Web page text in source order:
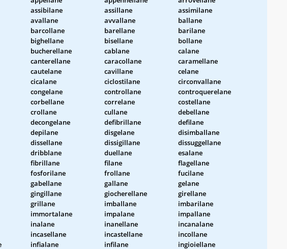
assibilane assillane
assimilane
avallane avvallane
ballane
barcollane barellane
barilane
bighellane bisellane
bollane
bucherellane cablane
calane
canterellane caracollane
caramellane
cautelane cavillane
celane
cicalane ciclostilane
circonvallane
congelane controllane
controquerelane
corbellane correlane
costellane
crollane cullane
debellane
decongelane defibrillane
defilane
depilane disgelane
disimballane
dissellane dissigillane
dissuggellane
dribblane duellane
esalane
fibrillane filane
flagellane
fosforilane frollane
fucilane
gabellane gallane
gelane
gingillane giocherellane
girellane
grillane imballane
imbarilane
immortalane impalane
impallane
inalane inanellane
incanalane
incasellane incastellane
incollane
infialane infilane
ingioiellane